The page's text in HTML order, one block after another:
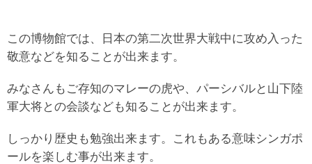
この博物館では、日本の第二次世界大戦中に攻め入った
敬意などを知ることが出来ます。
みなさんもご存知のマレーの虎や、パーシバルと山下陸
軍大将との会談なども知ることが出来ます。
しっかり歴史も勉強出来ます。これもある意味シンガポ
ールを楽しむ事が出来ます。